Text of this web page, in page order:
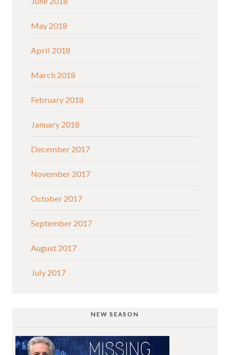
May 2018
April 2018
March 2018
February 2018
January 2018
December 2017
November 2017
October 2017
September 2017
August 2017
July 2017
NEW SEASON